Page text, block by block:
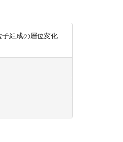
組成の層位変化